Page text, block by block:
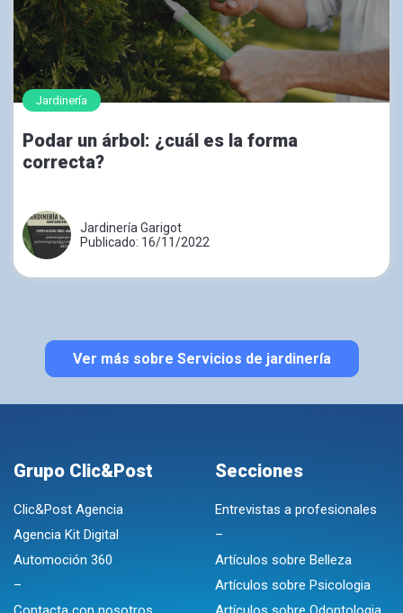
Jardinería
Podar un árbol: ¿cuál es la forma
correcta?
Jardinería Garigot
Publicado: 16/11/2022
Ver más sobre Servicios de jardinería
Grupo Clic&Post
Clic&Post Agencia
Agencia Kit Digital
Automoción 360
–
Secciones
Entrevistas a profesionales
–
Artículos sobre Belleza
Artículos sobre Psicologia